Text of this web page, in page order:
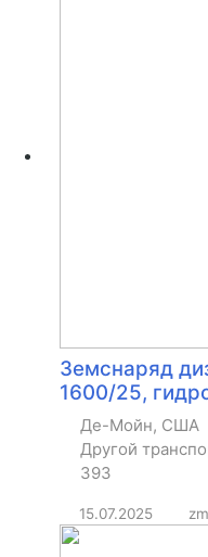
Земснаряд
1600/25,
Де-Мойн, США
Другой
393
15.07.2025